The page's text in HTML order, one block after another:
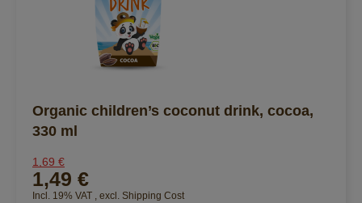
Organic children’s coconut drink, cocoa,
330 ml
1,69 €
1,49 €
Incl. 19% VAT , excl. Shipping Cost